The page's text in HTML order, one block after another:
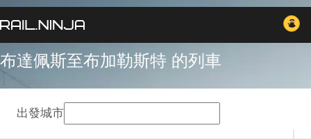
布達佩斯至布加勒斯特 的列車
出發城市